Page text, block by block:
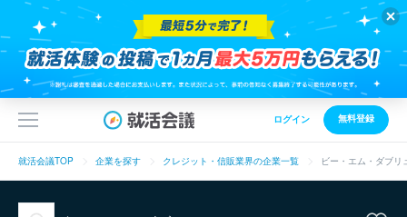
ログイン 無料登録
就活会議TOP 企業を探す クレジット・信販業界の企業一覧 ビー・エム・ダブ